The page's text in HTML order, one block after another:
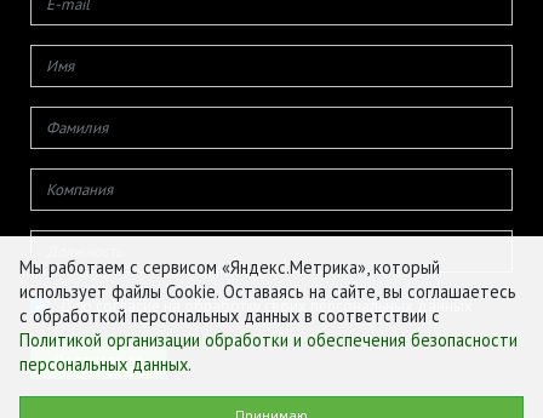
Даю согласие на обработку своих персональных данных
© ФГБУ «ЦЕНТР АГРОАНАЛИТИКИ», 2026
Мы работаем с сервисом «Яндекс.Метрика», который
использует файлы Cookie. Оставаясь на сайте, вы соглашаетесь
с обработкой персональных данных в соответствии с
Политикой организации обработки и обеспечения безопасности
персональных данных.